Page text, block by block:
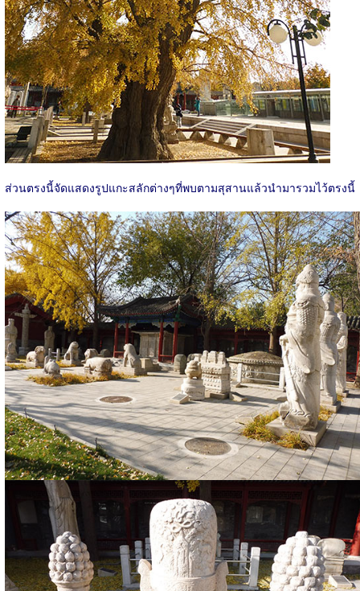
ส่วนตรงนี้จัดแสดงรูปแกะสลักต่างๆที่พบตามสุสานแล้วนำมารวมไว้ตรงนี้